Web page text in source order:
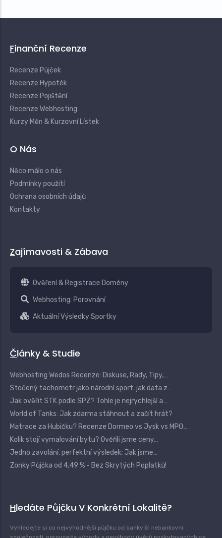
Finanční Recenze
Recenze Půjček
Recenze Hypoték
Recenze Pojištění
Recenze Webhosting
Kurzy Měn & Kurzovní Lístek
O Nás
Něco málo o nás
Podmínky použití
Ochrana osobních údajů
Kontakty
Zajímavosti & Zábava
Ověření & Registrace Domény
Webhosting: Porovnání
Aktuální Výsledky Sportky
Články & Studie
Webhosting Wedos Recenze: Diskuse, Rady, Tipy,…
Stočený tachometr jako národní sport: jak data z…
Jak ověřit STK podle SPZ? Tohle je nejrychlejší a…
World of Tanks: Jak zdarma stáhnout a začít hrát?
Matrace za Hubičku? Recenze Dormeo vs Jysk vs MPO…
Kolik stojí vymalování bytu? Ověřili jsme ceny…
Jedno zavolání, perfektní výsledek: Jak jsme…
Zonky Půjčka od 4,49 % - Bez Skrytých Poplatků!
Hledáte Půjčku V Konkrétní Lokalitě?
Vyhledejte si co nejvýhodnější půjčku od banky či nebankovní